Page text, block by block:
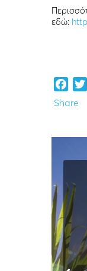
εδώ:
Share